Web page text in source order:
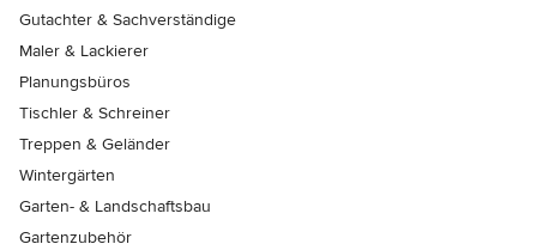
Gutachter & Sachverständige
Maler & Lackierer
Planungsbüros
Tischler & Schreiner
Treppen & Geländer
Wintergärten
Garten- & Landschaftsbau
Gartenzubehör